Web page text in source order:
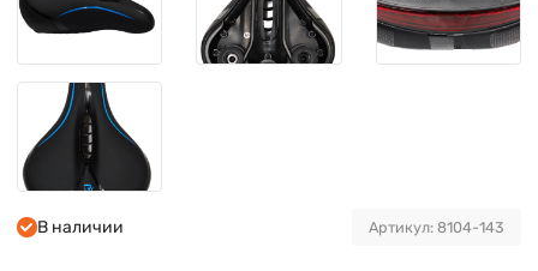
В наличии Артикул: 8104-143